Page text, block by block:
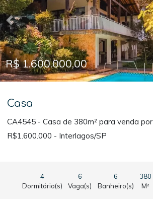
Previous
R$ 1.600.000,00
Casa
CA4545 - Casa de 380m² para venda por
R$1.600.000 - Interlagos/SP
4
Dormitório(s)
6
Vaga(s)
6
Banheiro(s)
380
M²